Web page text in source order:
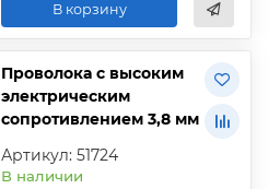
В корзину
Проволока с высоким
электрическим
сопротивлением 3,8 мм
Артикул: 51724
В наличии